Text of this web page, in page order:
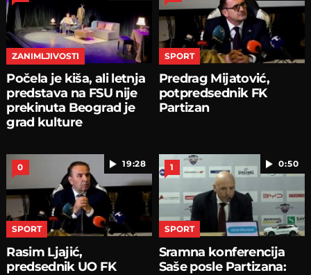
ZANIMLJIVOSTI
Počela je kiša, ali letnja
predstava na FSU nije
prekinuta Beograd je
grad kulture
SPORT
Predrag Mijatović,
potpredsednik FK
Partizan
19:28
0
SPORT
Rasim Ljajić,
predsednik UO FK
0:50
1
SPORT
Sramna konferencija
Saše posle Partizana: